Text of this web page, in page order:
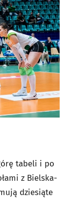
tabeli i po
z Bielska-
dziesiąte